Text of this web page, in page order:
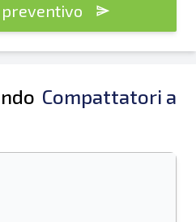
preventivo
Compattatori a